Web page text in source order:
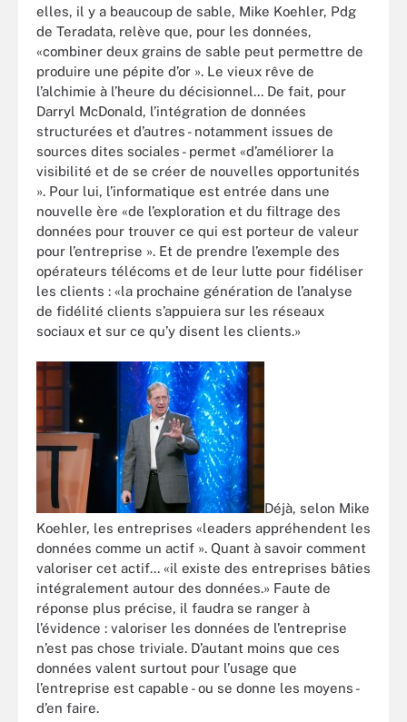
elles, il y a beaucoup de sable, Mike Koehler, Pdg
de Teradata, relève que, pour les données,
«combiner deux grains de sable peut permettre de
produire une pépite d’or ». Le vieux rêve de
l’alchimie à l’heure du décisionnel... De fait, pour
Darryl McDonald, l’intégration de données
structurées et d’autres - notamment issues de
sources dites sociales - permet «d’améliorer la
visibilité et de se créer de nouvelles opportunités
». Pour lui, l’informatique est entrée dans une
nouvelle ère «de l’exploration et du filtrage des
données pour trouver ce qui est porteur de valeur
pour l’entreprise ». Et de prendre l’exemple des
opérateurs télécoms et de leur lutte pour fidéliser
les clients : «la prochaine génération de l’analyse
de fidélité clients s’appuiera sur les réseaux
sociaux et sur ce qu’y disent les clients.»
Déjà, selon Mike
Koehler, les entreprises «leaders appréhendent les
données comme un actif ». Quant à savoir comment
valoriser cet actif... «il existe des entreprises bâties
intégralement autour des données.» Faute de
réponse plus précise, il faudra se ranger à
l’évidence : valoriser les données de l’entreprise
n’est pas chose triviale. D’autant moins que ces
données valent surtout pour l’usage que
l’entreprise est capable - ou se donne les moyens -
d’en faire.